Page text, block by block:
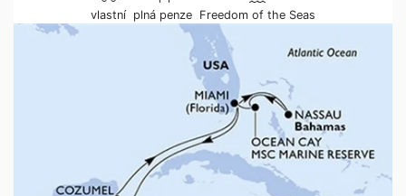
vlastní plná penze Freedom of the Seas